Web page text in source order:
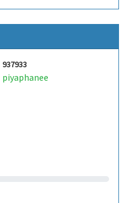
937933
piyaphanee